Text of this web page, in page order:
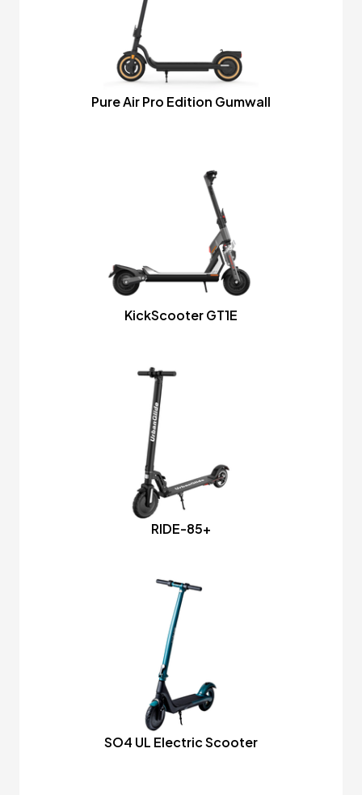
Pure Air Pro Edition Gumwall
KickScooter GT1E
RIDE-85+
SO4 UL Electric Scooter